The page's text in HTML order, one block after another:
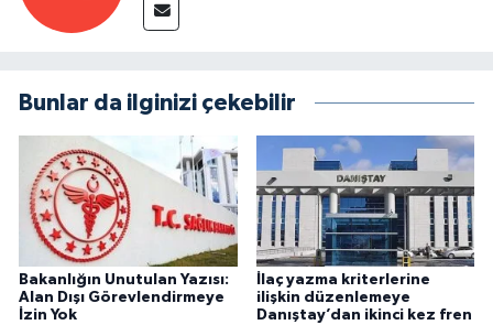
Bunlar da ilginizi çekebilir
Bakanlığın Unutulan Yazısı:
Alan Dışı Görevlendirmeye
İzin Yok
İlaç yazma kriterlerine
ilişkin düzenlemeye
Danıştay’dan ikinci kez fren